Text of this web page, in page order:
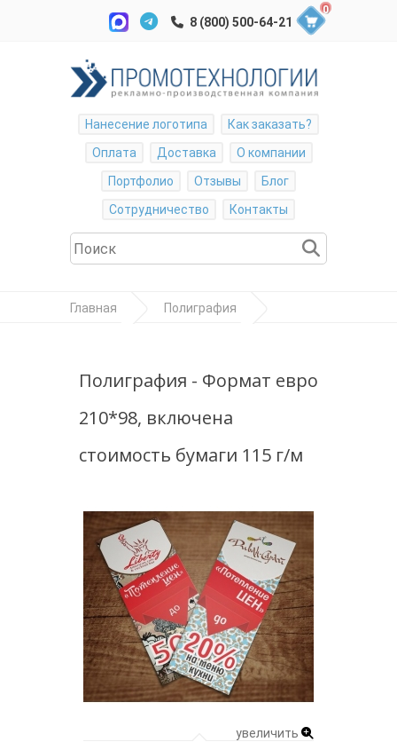
0
Нанесение логотипа
Как заказать?
Оплата
Доставка
О компании
Портфолио
Отзывы
Блог
Сотрудничество
Контакты
Главная Полиграфия
стоимость бумаги 115 г/м
Полиграфия - Формат евро
210*98, включена
стоимость бумаги 115 г/м
увеличить